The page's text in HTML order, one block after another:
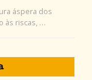
áspera dos
às riscas, …